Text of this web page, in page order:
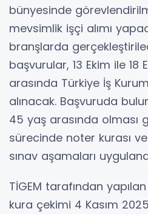
bünyesinde
mevsimlik işçi alımı
branşlarda
başvurular, 13 Ekim ile 18
arasında Türkiye İş
alınacak. Başvuruda
45 yaş arasında olması
sürecinde noter kurası
sınav aşamaları
TİGEM tarafından
kura çekimi 4 Kasım